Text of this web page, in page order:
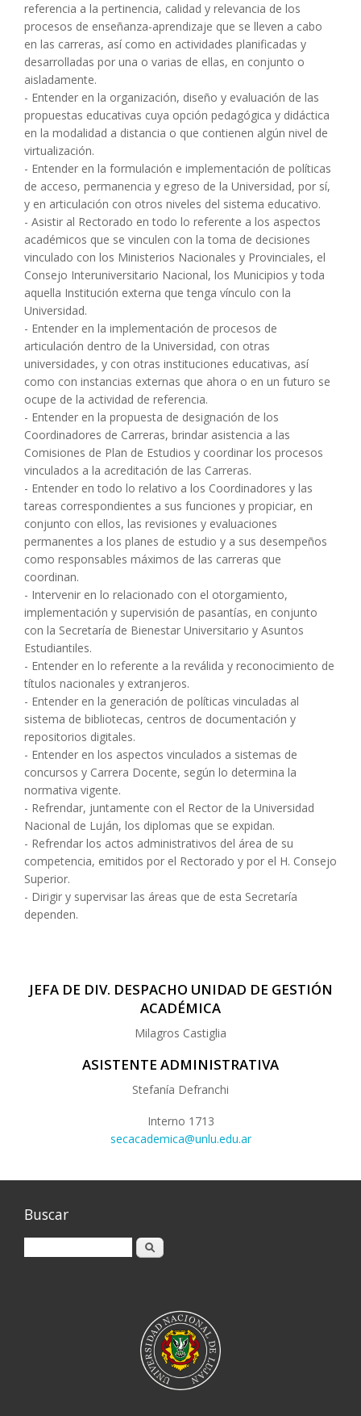
referencia a la pertinencia, calidad y relevancia de los
procesos de enseñanza-aprendizaje que se lleven a cabo
en las carreras, así como en actividades planificadas y
desarrolladas por una o varias de ellas, en conjunto o
aisladamente.
- Entender en la organización, diseño y evaluación de las
propuestas educativas cuya opción pedagógica y didáctica
en la modalidad a distancia o que contienen algún nivel de
virtualización.
- Entender en la formulación e implementación de políticas
de acceso, permanencia y egreso de la Universidad, por sí,
y en articulación con otros niveles del sistema educativo.
- Asistir al Rectorado en todo lo referente a los aspectos
académicos que se vinculen con la toma de decisiones
vinculado con los Ministerios Nacionales y Provinciales, el
Consejo Interuniversitario Nacional, los Municipios y toda
aquella Institución externa que tenga vínculo con la
Universidad.
- Entender en la implementación de procesos de
articulación dentro de la Universidad, con otras
universidades, y con otras instituciones educativas, así
como con instancias externas que ahora o en un futuro se
ocupe de la actividad de referencia.
- Entender en la propuesta de designación de los
Coordinadores de Carreras, brindar asistencia a las
Comisiones de Plan de Estudios y coordinar los procesos
vinculados a la acreditación de las Carreras.
- Entender en todo lo relativo a los Coordinadores y las
tareas correspondientes a sus funciones y propiciar, en
conjunto con ellos, las revisiones y evaluaciones
permanentes a los planes de estudio y a sus desempeños
como responsables máximos de las carreras que
coordinan.
- Intervenir en lo relacionado con el otorgamiento,
implementación y supervisión de pasantías, en conjunto
con la Secretaría de Bienestar Universitario y Asuntos
Estudiantiles.
- Entender en lo referente a la reválida y reconocimiento de
títulos nacionales y extranjeros.
- Entender en la generación de políticas vinculadas al
sistema de bibliotecas, centros de documentación y
repositorios digitales.
- Entender en los aspectos vinculados a sistemas de
concursos y Carrera Docente, según lo determina la
normativa vigente.
- Refrendar, juntamente con el Rector de la Universidad
Nacional de Luján, los diplomas que se expidan.
- Refrendar los actos administrativos del área de su
competencia, emitidos por el Rectorado y por el H. Consejo
Superior.
- Dirigir y supervisar las áreas que de esta Secretaría
dependen.
JEFA DE DIV. DESPACHO UNIDAD DE GESTIÓN
ACADÉMICA
Milagros Castiglia
ASISTENTE ADMINISTRATIVA
Stefanía Defranchi
Interno 1713
secacademica@unlu.edu.ar
Buscar
Buscar